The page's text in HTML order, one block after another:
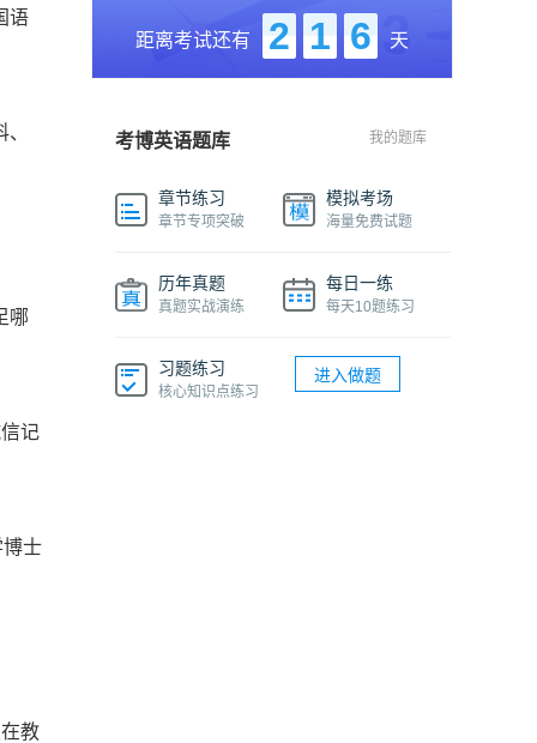
语
哪
记
士
教
国防科技大学历年真题
中央美术学院历年真题
距离考试还有 2 1 6 天
考博英语题库 我的题库
章节练习
章节专项突破
模拟考场
海量免费试题
历年真题
真题实战演练
每日一练
每天10题练习
习题练习
核心知识点练习
进入做题